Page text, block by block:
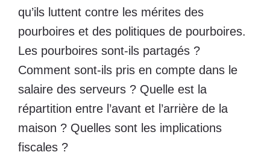
qu’ils luttent contre les mérites des
pourboires et des politiques de pourboires.
Les pourboires sont-ils partagés ?
Comment sont-ils pris en compte dans le
salaire des serveurs ? Quelle est la
répartition entre l’avant et l’arrière de la
maison ? Quelles sont les implications
fiscales ?